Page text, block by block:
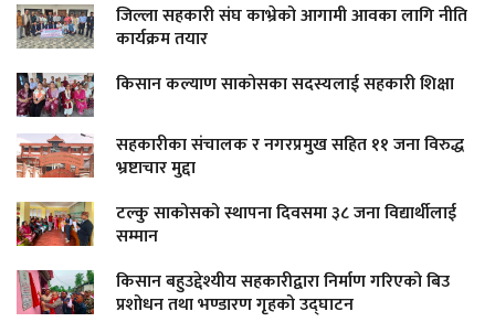
जिल्ला सहकारी संघ काभ्रेको आगामी आवका लागि नीति
कार्यक्रम तयार
किसान कल्याण साकोसका सदस्यलाई सहकारी शिक्षा
सहकारीका संचालक र नगरप्रमुख सहित ११ जना विरुद्ध
भ्रष्टाचार मुद्दा
टल्कु साकोसको स्थापना दिवसमा ३८ जना विद्यार्थीलाई
सम्मान
किसान बहुउद्देश्यीय सहकारीद्वारा निर्माण गरिएको बिउ
प्रशोधन तथा भण्डारण गृहको उद्घाटन